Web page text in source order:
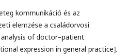
kommunikáció és az
elemzése a családorvosi
of doctor–patient
expression in general practice].